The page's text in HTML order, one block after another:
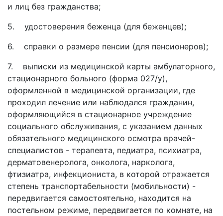
и лиц без гражданства;
5. удостоверения беженца (для беженцев);
6. справки о размере пенсии (для пенсионеров);
7. выписки из медицинской карты амбулаторного,
стационарного больного (форма 027/у),
оформленной в медицинской организации, где
проходил лечение или наблюдался гражданин,
оформляющийся в стационарное учреждение
социального обслуживания, с указанием данных
обязательного медицинского осмотра врачей-
специалистов - терапевта, педиатра, психиатра,
дерматовенеролога, онколога, нарколога,
фтизиатра, инфекциониста, в которой отражается
степень транспортабельности (мобильности) -
передвигается самостоятельно, находится на
постельном режиме, передвигается по комнате, на